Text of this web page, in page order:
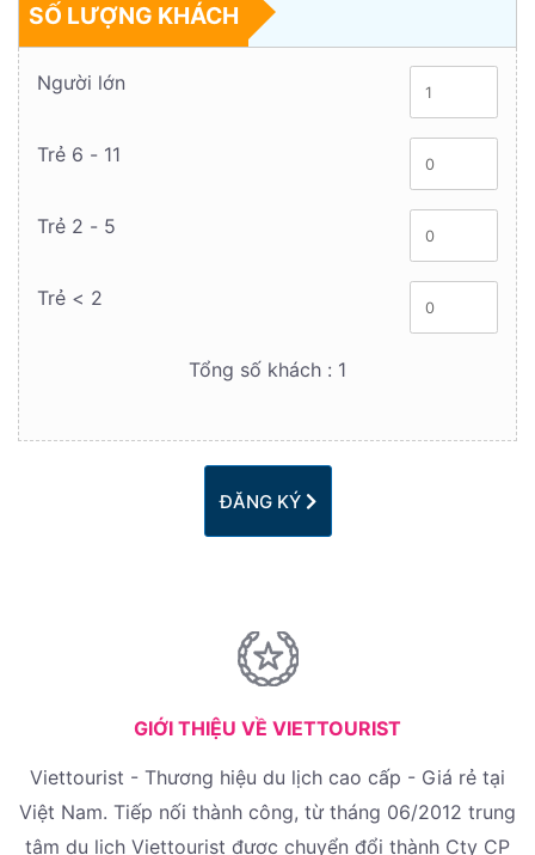
SỐ LƯỢNG KHÁCH
Người lớn
Trẻ 6 - 11
Trẻ 2 - 5
Trẻ < 2
Tổng số khách : 1
ĐĂNG KÝ
GIỚI THIỆU VỀ VIETTOURIST
Viettourist - Thương hiệu du lịch cao cấp - Giá rẻ tại
Việt Nam. Tiếp nối thành công, từ tháng 06/2012 trung
tâm du lịch Viettourist được chuyển đổi thành Cty CP